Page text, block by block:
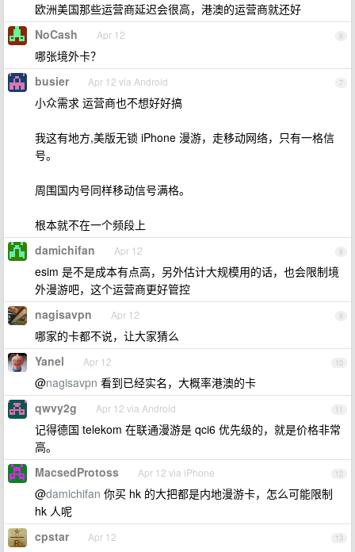
欧洲美国那些运营商延迟会很高，港澳的运营商就还好
6
NoCash Apr 12
哪张境外卡？
7
busier Apr 12 via Android
小众需求 运营商也不想好好搞
我这有地方,美版无锁 iPhone 漫游，走移动网络，只有一格信
号。
周围国内号同样移动信号满格。
根本就不在一个频段上
8
damichifan Apr 12
esim 是不是成本有点高，另外估计大规模用的话，也会限制境
外漫游吧，这个运营商更好管控
9
nagisavpn Apr 12
哪家的卡都不说，让大家猜么
10
Yanel Apr 12
@nagisavpn 看到已经实名，大概率港澳的卡
11
qwvy2g Apr 12 via Android
记得德国 telekom 在联通漫游是 qci6 优先级的，就是价格非常
高。
12
MacsedProtoss Apr 12 via iPhone
@damichifan 你买 hk 的大把都是内地漫游卡，怎么可能限制
hk 人呢
13
cpstar Apr 12